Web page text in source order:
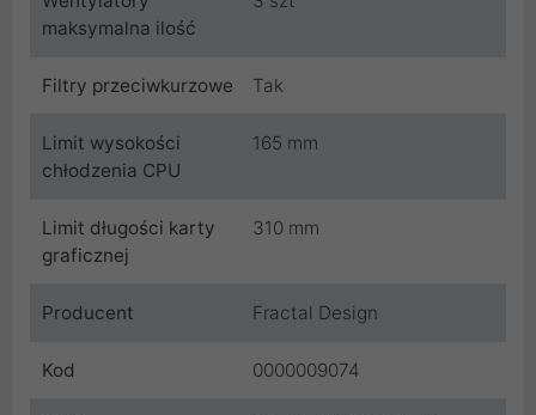
maksymalna ilość
Filtry przeciwkurzowe Tak
Limit wysokości
chłodzenia CPU
165 mm
Limit długości karty
graficznej
310 mm
Producent Fractal Design
Kod 0000009074